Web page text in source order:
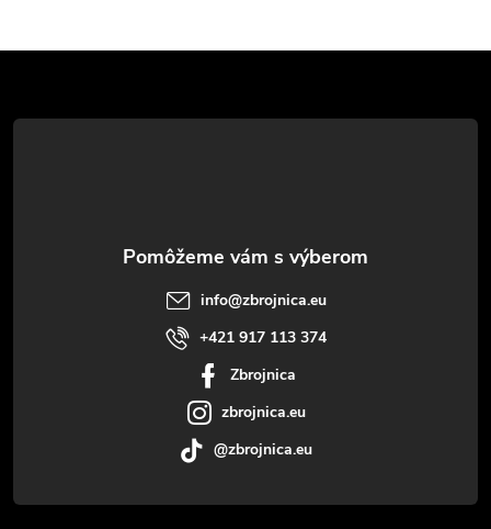
á
info@zbrojnica.eu
+421 917 113 374
Zbrojnica
zbrojnica.eu
@zbrojnica.eu